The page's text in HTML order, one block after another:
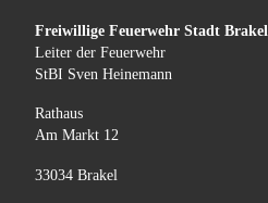
Freiwillige Feuerwehr Stadt Brakel
Leiter der Feuerwehr
StBI Sven Heinemann
Rathaus
Am Markt 12
33034 Brakel